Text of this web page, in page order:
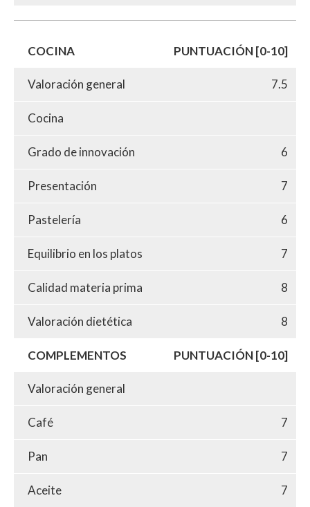
COCINA PUNTUACIÓN [0-10]
Valoración general 7.5
Cocina
Grado de innovación 6
Presentación 7
Pastelería 6
Equilibrio en los platos 7
Calidad materia prima 8
Valoración dietética 8
COMPLEMENTOS PUNTUACIÓN [0-10]
Valoración general
Café 7
Pan 7
Aceite 7